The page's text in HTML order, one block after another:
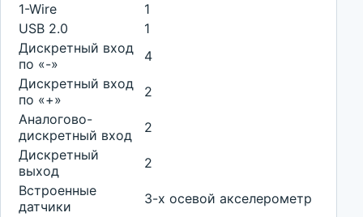
1-Wire
1
USB 2.0
1
Дискретный вход
по «-»
4
Дискретный вход
по «+»
2
Аналогово-
дискретный вход
2
Дискретный
выход
2
Встроенные
датчики
3-х осевой акселерометр